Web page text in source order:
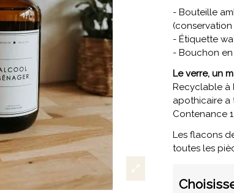
- Bouteille
- Étiquette
- Bouchon
Le verre, un
Recyclable à
apothicaire a
Contenance
Les flacons
toutes les